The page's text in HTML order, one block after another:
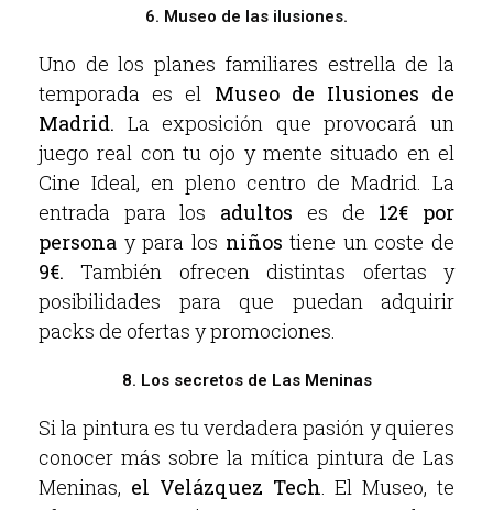
6. Museo de las ilusiones.
Uno de los planes familiares estrella de la
temporada es el Museo de Ilusiones de
Madrid. La exposición que provocará un
juego real con tu ojo y mente situado en el
Cine Ideal, en pleno centro de Madrid. La
entrada para los adultos es de 12€ por
persona y para los niños tiene un coste de
9€. También ofrecen distintas ofertas y
posibilidades para que puedan adquirir
packs de ofertas y promociones.
8. Los secretos de Las Meninas
Si la pintura es tu verdadera pasión y quieres
conocer más sobre la mítica pintura de Las
Meninas, el Velázquez Tech . El Museo, te